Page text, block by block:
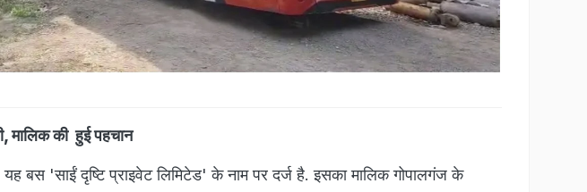
मालिक की हुई पहचान
यह बस 'साईं दृष्टि प्राइवेट लिमिटेड' के नाम पर दर्ज है. इसका मालिक गोपालगंज के